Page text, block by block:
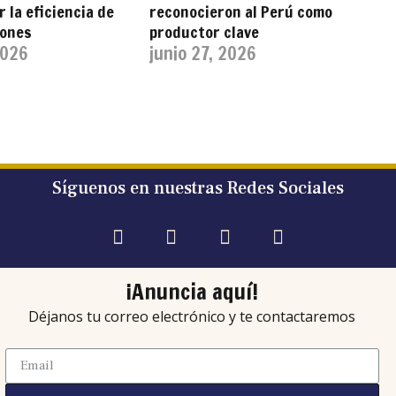
la eficiencia de
reconocieron al Perú como
productor clave
junio 27, 2026
Síguenos en nuestras Redes Sociales
¡Anuncia aquí!
Déjanos tu correo electrónico y te contactaremos